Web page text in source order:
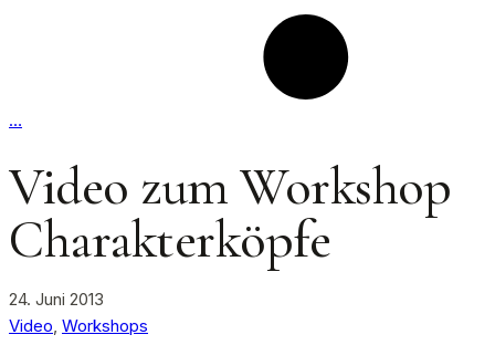
…
Video zum Workshop
Charakterköpfe
24. Juni 2013
Video, Workshops